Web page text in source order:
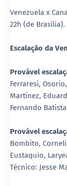
Venezuela x
22h (de Brasília).
Escalação da
Provável
Ferraresi,
Martínez,
Fernando
Provável
Bombito,
Eustaquio,
Técnico: Jesse